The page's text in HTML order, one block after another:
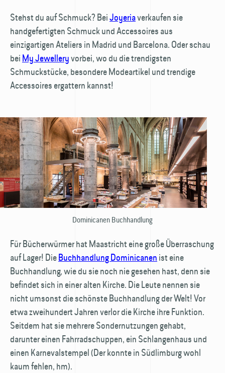
Stehst du auf Schmuck? BeiJoyeriaverkaufen sie
handgefertigten Schmuck und Accessoires aus
einzigartigen Ateliers in Madrid und Barcelona. Oder schau
bei My Jewelleryvorbei, wo du die trendigsten
Schmuckstücke, besondere Modeartikel und trendige
Accessoires ergattern kannst!
Dominicanen Buchhandlung
Für Bücherwürmer hat Maastricht eine große Überraschung
auf Lager! DieBuchhandlung Dominicanen ist eine
Buchhandlung, wie du sie noch nie gesehen hast, denn sie
befindet sich in einer alten Kirche. Die Leute nennen sie
nicht umsonst die schönste Buchhandlung der Welt! Vor
etwa zweihundert Jahren verlor die Kirche ihre Funktion.
Seitdem hat sie mehrere Sondernutzungen gehabt,
darunter einen Fahrradschuppen, ein Schlangenhaus und
einen Karnevalstempel (Der konnte in Südlimburg wohl
kaum fehlen, hm).